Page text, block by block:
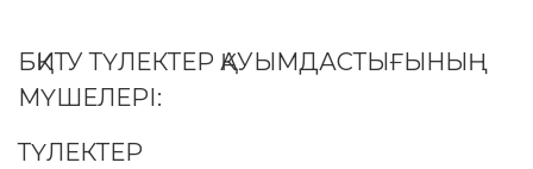
БҚИТУ ТҮЛЕКТЕР ҚАУЫМДАСТЫҒЫНЫҢ
МҮШЕЛЕРІ:
ТҮЛЕКТЕР